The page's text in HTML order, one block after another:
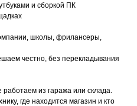
и сборкой ПК
школы, фрилансеры,
честно, без перекладывания
из гаража или склада.
где находится магазин и кто